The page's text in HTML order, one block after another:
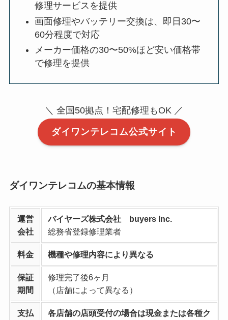
修理サービスを提供
画面修理やバッテリー交換は、即日30〜
60分程度で対応
メーカー価格の30〜50%ほど安い価格帯
で修理を提供
＼ 全国50拠点！宅配修理もOK ／
ダイワンテレコム公式サイト
ダイワンテレコムの基本情報
運営
会社
バイヤーズ株式会社 buyers Inc.
総務省登録修理業者
料金 機種や修理内容により異なる
保証
期間
修理完了後6ヶ月
（店舗によって異なる）
支払 各店舗の店頭受付の場合は現金または各種ク